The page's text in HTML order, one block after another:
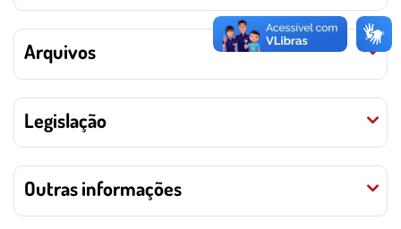
Arquivos
Legislação
Outras informações